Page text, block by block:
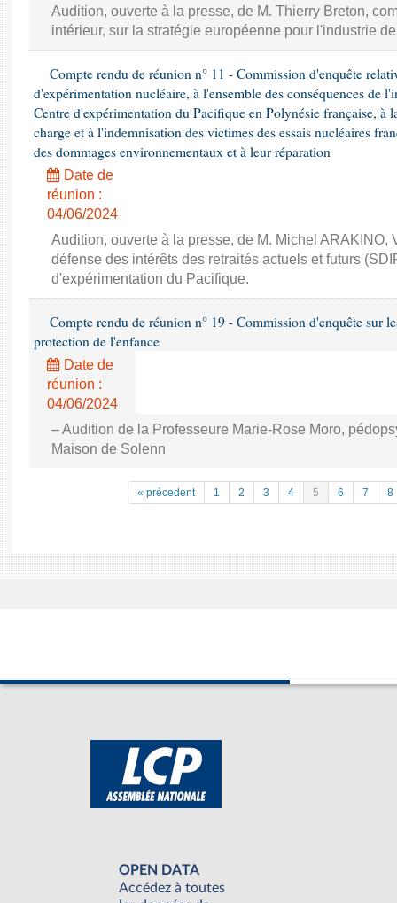
Audition, ouverte à la presse, de M. Thierry Breton,
intérieur, sur la stratégie européenne pour l'industrie
Compte rendu de réunion n° 11 - Commission d'enquête
d'expérimentation nucléaire, à l'ensemble des conséquences de
Centre d'expérimentation du Pacifique en Polynésie française, à
charge et à l'indemnisation des victimes des essais nucléaires
des dommages environnementaux et à leur réparation
Date de
réunion :
04/06/2024
Audition, ouverte à la presse, de M. Michel ARAKINO,
défense des intérêts des retraités actuels et futurs
d'expérimentation du Pacifique.
Compte rendu de réunion n° 19 - Commission d'enquête sur
protection de l'enfance
Date de
réunion :
04/06/2024
– Audition de la Professeure Marie-Rose Moro,
Maison de Solenn
« précedent 1 2 3 4 5 6 7 8
OPEN DATA
Accédez à toutes